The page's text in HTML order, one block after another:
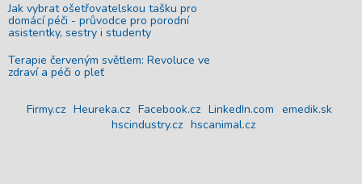
Jak vybrat ošetřovatelskou tašku pro
domácí péči - průvodce pro porodní
asistentky, sestry i studenty
Terapie červeným světlem: Revoluce ve
zdraví a péči o pleť
Firmy.cz Heureka.cz Facebook.cz LinkedIn.com emedik.sk
hscindustry.cz hscanimal.cz